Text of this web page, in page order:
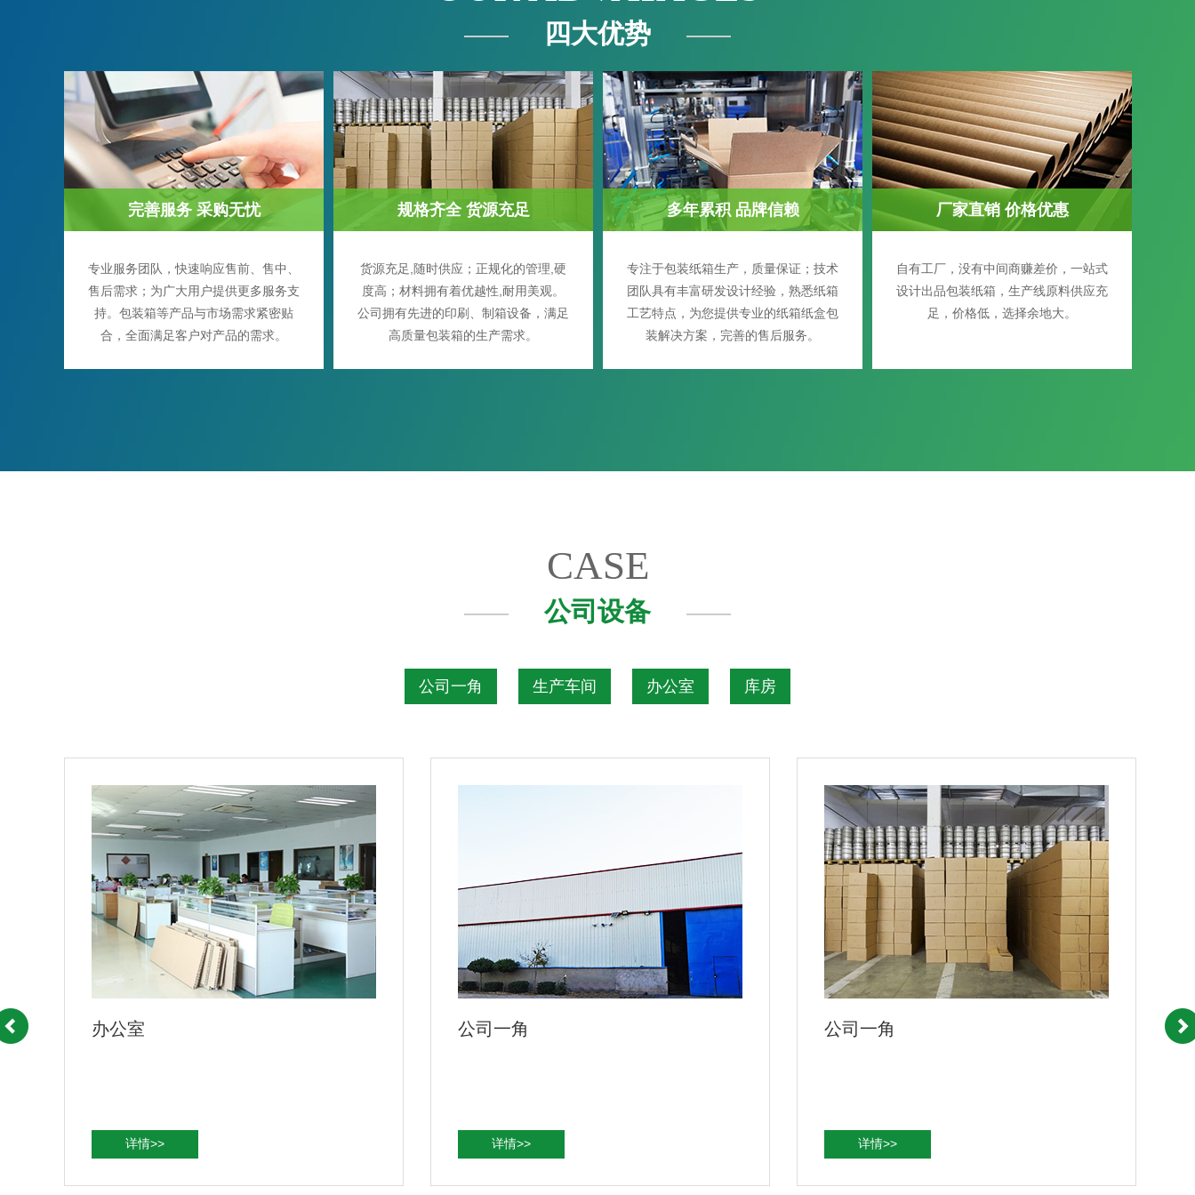
四大优势
完善服务 采购无忧
专业服务团队，快速响应售前、售中、
售后需求；为广大用户提供更多服务支
持。包装箱等产品与市场需求紧密贴
合，全面满足客户对产品的需求。
规格齐全 货源充足
货源充足,随时供应；正规化的管理,硬
度高；材料拥有着优越性,耐用美观。
公司拥有先进的印刷、制箱设备，满足
高质量包装箱的生产需求。
多年累积 品牌信赖
专注于包装纸箱生产，质量保证；技术
团队具有丰富研发设计经验，熟悉纸箱
工艺特点，为您提供专业的纸箱纸盒包
装解决方案，完善的售后服务。
厂家直销 价格优惠
自有工厂，没有中间商赚差价，一站式
设计出品包装纸箱，生产线原料供应充
足，价格低，选择余地大。
CASE
公司设备
公司一角 生产车间 办公室 库房
公司一角
详情>>
公司一角
详情>>
公司一角
详情>>